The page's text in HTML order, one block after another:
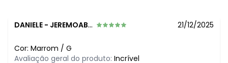
março/2026 N/D*
DANIELE - JEREMOABO - BA 21/12/2025
Cor: Marrom / G
Avaliação geral do produto: Incrível